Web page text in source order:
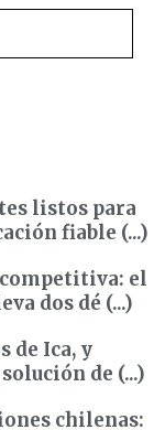
listos para
fiable (...)
competitiva: el
dos dé (...)
de Ica, y
de (...)
chilenas: